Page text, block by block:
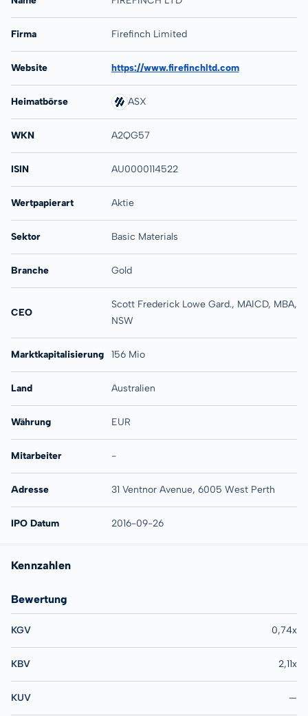
Firma Firefinch Limited
Website https://www.firefinchltd.com
Heimatbörse ASX
WKN A2QG57
ISIN AU0000114522
Wertpapierart Aktie
Sektor Basic Materials
Branche Gold
CEO
Scott Frederick Lowe Gard., MAICD, MBA,
NSW
Marktkapitalisierung 156 Mio
Land Australien
Währung EUR
Mitarbeiter -
Adresse 31 Ventnor Avenue, 6005 West Perth
IPO Datum 2016-09-26
Kennzahlen
Bewertung
KGV 0,74x
KBV 2,11x
KUV —